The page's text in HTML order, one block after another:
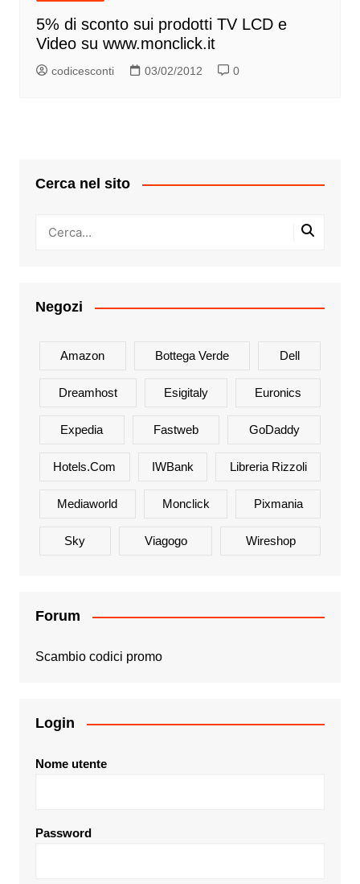
5% di sconto sui prodotti TV LCD e
Video su www.monclick.it
codicesconti 03/02/2012 0
Cerca nel sito
Negozi
Amazon Bottega Verde Dell
Dreamhost Esigitaly Euronics
Expedia Fastweb GoDaddy
Hotels.com IWBank Libreria Rizzoli
Mediaworld Monclick Pixmania
Sky Viagogo Wireshop
Forum
Scambio codici promo
Login
Nome utente
Password